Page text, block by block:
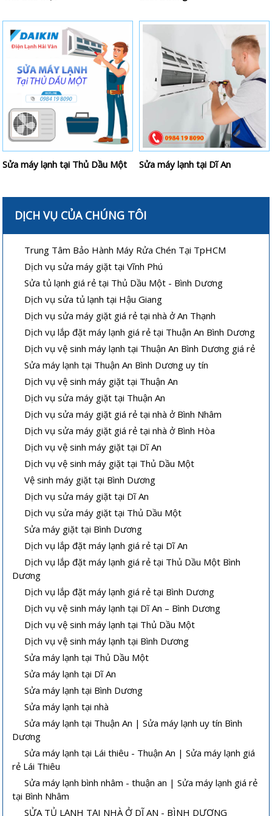
Sửa máy lạnh tại Thủ Dầu Một Sửa máy lạnh tại Dĩ An
DỊCH VỤ CỦA CHÚNG TÔI
Trung Tâm Bảo Hành Máy Rửa Chén Tại TpHCM
Dịch vụ sửa máy giặt tại Vĩnh Phú
Sửa tủ lạnh giá rẻ tại Thủ Dầu Một - Bình Dương
Dịch vụ sửa tủ lạnh tại Hậu Giang
Dịch vụ sửa máy giặt giá rẻ tại nhà ở An Thạnh
Dịch vụ lắp đặt máy lạnh giá rẻ tại Thuận An Bình Dương
Dịch vụ vệ sinh máy lạnh tại Thuận An Bình Dương giá rẻ
Sửa máy lạnh tại Thuận An Bình Dương uy tín
Dịch vụ vệ sinh máy giặt tại Thuận An
Dịch vụ sửa máy giặt tại Thuận An
Dịch vụ sửa máy giặt giá rẻ tại nhà ở Bình Nhâm
Dịch vụ sửa máy giặt giá rẻ tại nhà ở Bình Hòa
Dịch vụ vệ sinh máy giặt tại Dĩ An
Dịch vụ vệ sinh máy giặt tại Thủ Dầu Một
Vệ sinh máy giặt tại Bình Dương
Dịch vụ sửa máy giặt tại Dĩ An
Dịch vụ sửa máy giặt tại Thủ Dầu Một
Sửa máy giặt tại Bình Dương
Dịch vụ lắp đặt máy lạnh giá rẻ tại Dĩ An
Dịch vụ lắp đặt máy lạnh giá rẻ tại Thủ Dầu Một Bình
Dương
Dịch vụ lắp đặt máy lạnh giá rẻ tại Bình Dương
Dịch vụ vệ sinh máy lạnh tại Dĩ An – Bình Dương
Dịch vụ vệ sinh máy lạnh tại Thủ Dầu Một
Dịch vụ vệ sinh máy lạnh tại Bình Dương
Sửa máy lạnh tại Thủ Dầu Một
Sửa máy lạnh tại Dĩ An
Sửa máy lạnh tại Bình Dương
Sửa máy lạnh tại nhà
Sửa máy lạnh tại Thuận An | Sửa máy lạnh uy tín Bình
Dương
Sửa máy lạnh tại Lái thiêu - Thuận An | Sửa máy lạnh giá
rẻ Lái Thiêu
Sửa máy lạnh bình nhâm - thuận an | Sửa máy lạnh giá rẻ
tại Bình Nhâm
SỬA TỦ LẠNH TẠI NHÀ Ở DĨ AN - BÌNH DƯƠNG